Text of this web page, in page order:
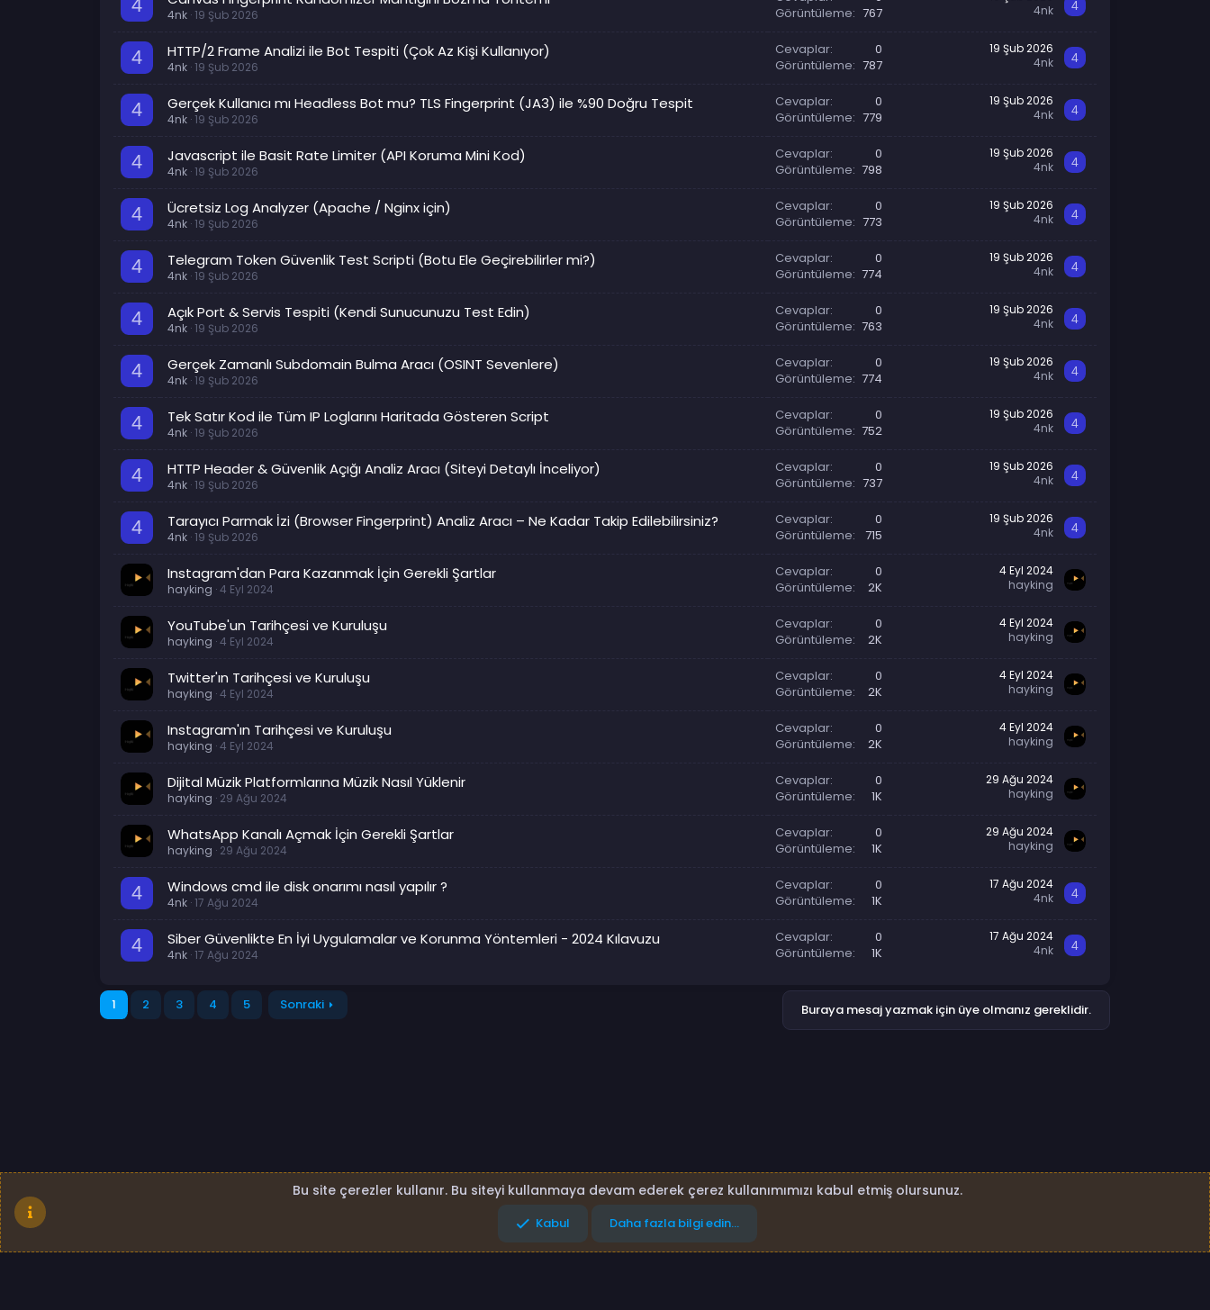
4 4nk 19 Şub 2026
Görüntüleme
767
4nk
4
4 HTTP/2 Frame Analizi ile Bot Tespiti (Çok Az Kişi Kullanıyor)
4nk 19 Şub 2026
Cevaplar
0
Görüntüleme
787
19 Şub 2026
4nk
4
4 Gerçek Kullanıcı mı Headless Bot mu? TLS Fingerprint (JA3) ile %90 Doğru Tespit
4nk 19 Şub 2026
Cevaplar
0
Görüntüleme
779
19 Şub 2026
4nk
4
4 Javascript ile Basit Rate Limiter (API Koruma Mini Kod)
4nk 19 Şub 2026
Cevaplar
0
Görüntüleme 798
19 Şub 2026
4nk
4
4 Ücretsiz Log Analyzer (Apache / Nginx için)
4nk 19 Şub 2026
Cevaplar
0
Görüntüleme
773
19 Şub 2026
4nk
4
4 Telegram Token Güvenlik Test Scripti (Botu Ele Geçirebilirler mi?)
4nk 19 Şub 2026
Cevaplar
0
Görüntüleme 774
19 Şub 2026
4nk
4
4 Açık Port & Servis Tespiti (Kendi Sunucunuzu Test Edin)
4nk 19 Şub 2026
Cevaplar
0
Görüntüleme 763
19 Şub 2026
4nk
4
4 Gerçek Zamanlı Subdomain Bulma Aracı (OSINT Sevenlere)
4nk 19 Şub 2026
Cevaplar
0
Görüntüleme 774
19 Şub 2026
4nk
4
4 Tek Satır Kod ile Tüm IP Loglarını Haritada Gösteren Script
4nk 19 Şub 2026
Cevaplar
0
Görüntüleme 752
19 Şub 2026
4nk
4
4 HTTP Header & Güvenlik Açığı Analiz Aracı (Siteyi Detaylı İnceliyor)
4nk 19 Şub 2026
Cevaplar
0
Görüntüleme
737
19 Şub 2026
4nk
4
4 Tarayıcı Parmak İzi (Browser Fingerprint) Analiz Aracı – Ne Kadar Takip Edilebilirsiniz?
4nk 19 Şub 2026
Cevaplar
0
Görüntüleme
715
19 Şub 2026
4nk
4
Instagram'dan Para Kazanmak İçin Gerekli Şartlar
hayking 4 Eyl 2024
Cevaplar
0
Görüntüleme
2K
4 Eyl 2024
hayking
YouTube'un Tarihçesi ve Kuruluşu
hayking 4 Eyl 2024
Cevaplar
0
Görüntüleme
2K
4 Eyl 2024
hayking
Twitter'ın Tarihçesi ve Kuruluşu
hayking 4 Eyl 2024
Cevaplar
0
Görüntüleme
2K
4 Eyl 2024
hayking
Instagram'ın Tarihçesi ve Kuruluşu
hayking 4 Eyl 2024
Cevaplar
0
Görüntüleme
2K
4 Eyl 2024
hayking
Dijital Müzik Platformlarına Müzik Nasıl Yüklenir
hayking 29 Ağu 2024
Cevaplar
0
Görüntüleme
1K
29 Ağu 2024
hayking
WhatsApp Kanalı Açmak İçin Gerekli Şartlar
hayking 29 Ağu 2024
Cevaplar
0
Görüntüleme
1K
29 Ağu 2024
hayking
4 Windows cmd ile disk onarımı nasıl yapılır ?
4nk 17 Ağu 2024
Cevaplar
0
Görüntüleme
1K
17 Ağu 2024
4nk
4
4 Siber Güvenlikte En İyi Uygulamalar ve Korunma Yöntemleri - 2024 Kılavuzu
4nk 17 Ağu 2024
Cevaplar
0
Görüntüleme
1K
17 Ağu 2024
4nk
4
1 2 3 4 5 Sonraki Buraya mesaj yazmak için üye olmanız gereklidir.
Gizlilik politikası
Bu site çerezler kullanır. Bu siteyi kullanmaya devam ederek çerez kullanımımızı kabul etmiş olursunuz.
Kabul Daha fazla bilgi edin…